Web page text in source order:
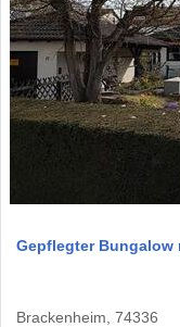
Gepflegter Bungalow
Brackenheim, 74336